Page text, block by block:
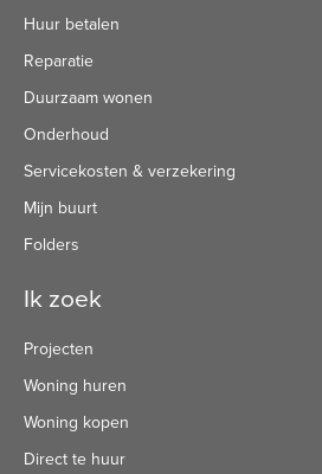
Huur betalen
Reparatie
Duurzaam wonen
Onderhoud
Servicekosten & verzekering
Mijn buurt
Folders
Ik zoek
Projecten
Woning huren
Woning kopen
Direct te huur